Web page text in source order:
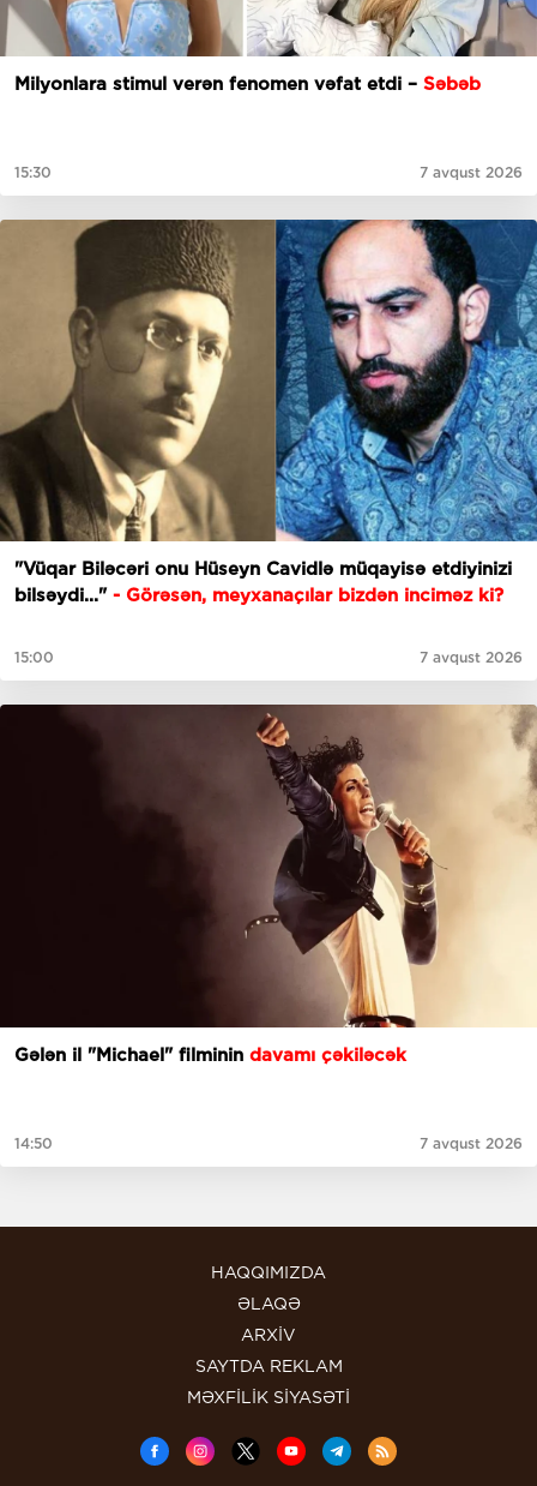
Milyonlara stimul verən fenomen vəfat etdi – Səbəb
15:30 7 avqust 2026
"Vüqar Biləcəri onu Hüseyn Cavidlə müqayisə etdiyinizi
bilsəydi..." - Görəsən, meyxanaçılar bizdən inciməz ki?
15:00 7 avqust 2026
Gələn il "Michael" filminin davamı çəkiləcək
14:50 7 avqust 2026
HAQQIMIZDA
ƏLAQƏ
ARXİV
SAYTDA REKLAM
MƏXFİLİK SİYASƏTİ